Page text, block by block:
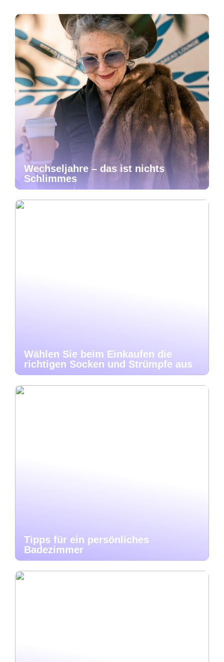
Wechseljahre – das ist nichts
Schlimmes
Wählen Sie beim Einkaufen die
richtigen Socken und Strümpfe aus
Tipps für ein persönliches
Badezimmer